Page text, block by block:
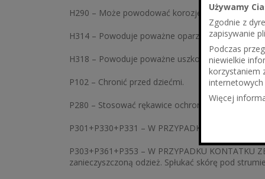
Używamy
Zgodnie z
zapisywanie
Podczas
niewielkie
korzystaniem
internetowych
Więcej
H290 – Może powodować korozję metali.
H314 – Powoduje poważne oparzenia skóry oraz
H318 – Powoduje poważne uszkodzenie oczu
P102 – Chronić przed dziećmi.
P280 – Stosować rękawice ochronne/ochronę
P301+P330+P331 – W PRZYPADKU POŁKNIĘCIA:
P303+P361+P353 – W PRZYPADKU KONTATKU
zanieczyszczoną odzież. Spłukać skórę pod